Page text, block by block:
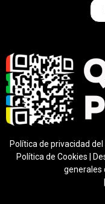
Política de privacidad
Política de Cookies
generales